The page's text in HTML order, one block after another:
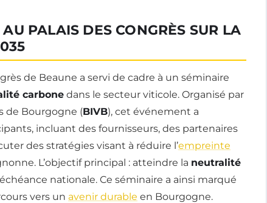
PALAIS DES CONGRÈS SUR LA
de Beaune a servi de cadre à un séminaire
carbone dans le secteur viticole. Organisé par
de Bourgogne (BIVB), cet événement a
incluant des fournisseurs, des partenaires
des stratégies visant à réduire l’empreinte
L’objectif principal : atteindre la neutralité
nationale. Ce séminaire a ainsi marqué
vers un avenir durable en Bourgogne.